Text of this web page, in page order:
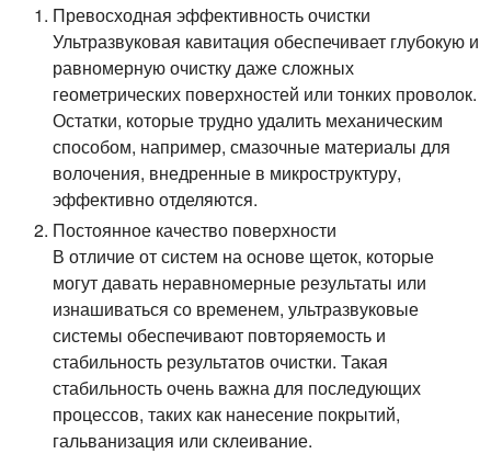
Превосходная эффективность очистки
Ультразвуковая кавитация обеспечивает глубокую и
равномерную очистку даже сложных
геометрических поверхностей или тонких проволок.
Остатки, которые трудно удалить механическим
способом, например, смазочные материалы для
волочения, внедренные в микроструктуру,
эффективно отделяются.
Постоянное качество поверхности
В отличие от систем на основе щеток, которые
могут давать неравномерные результаты или
изнашиваться со временем, ультразвуковые
системы обеспечивают повторяемость и
стабильность результатов очистки. Такая
стабильность очень важна для последующих
процессов, таких как нанесение покрытий,
гальванизация или склеивание.